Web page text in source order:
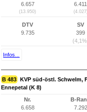
6.657
(13.950)
6.411
DTV
9.735
SV
399
Infos...
B 483 KVP süd-östl. Schwelm,
Ennepetal (K 8)
Nr.
6.658
B-
7.292